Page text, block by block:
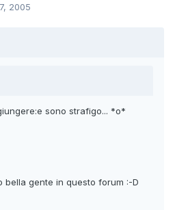
2005
sono strafigo... *o*
bella gente in questo forum :-D